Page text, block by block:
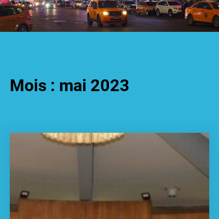
Mois : mai 2023